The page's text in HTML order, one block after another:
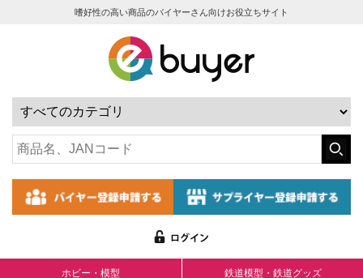
嗜好性の高い商品のバイヤーさん向けお役立ちサイト
ホビー・模型 鉄道模型・鉄道グッズ